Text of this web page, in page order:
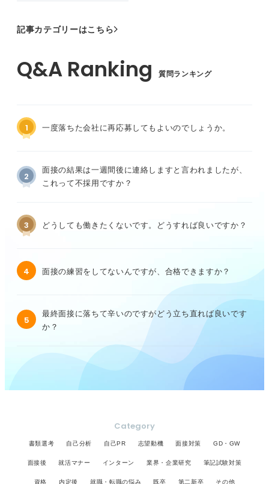
記事カテゴリーはこちら
質問ランキング
1 一度落ちた会社に再応募してもよいのでしょうか。
2
面接の結果は一週間後に連絡しますと言われましたが、
これって不採用ですか？
3 どうしても働きたくないです。どうすれば良いですか？
4 面接の練習をしてないんですが、合格できますか？
5
最終面接に落ちて辛いのですがどう立ち直れば良いです
か？
Category
書類選考 自己分析 自己PR 志望動機 面接対策 GD・GW
面接後 就活マナー インターン 業界・企業研究 筆記試験対策
資格 内定後 就職・転職の悩み 既卒 第二新卒 その他